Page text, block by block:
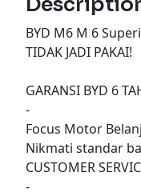
BYD M6 M 6
TIDAK JADI PAKAI!
GARANSI BYD 6
-
Focus Motor
Nikmati standar
CUSTOMER
-